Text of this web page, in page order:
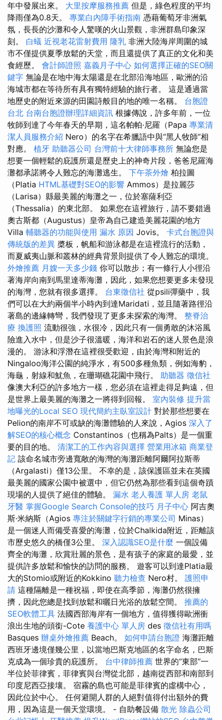
年中發展出來。 大里按摩服務推薦 但是，綠色程度的平均
降雨僅為0.8天。 專業白內障手術指南 憑藉葡萄牙非洲氣
氛，長長的沙灘和令人驚嘆的火山景觀，非洲群島印象深
刻。 白蟻 近視老花雷射費用 隆乳 非洲大陸海岸周圍的城
市不僅提供夏季放鬆的天堂，而且還提供了真正的文化和美
食經歷。 會計師證照 嘉義月子中心 如何選擇正確的SEO關
鍵字 無論是在地中海太陽還是在北部沿海地區，歐洲的沿
海城市都在等待所有具有獨特經驗的旅行者。 這是通過當
地歷史的附近來源的田園詩般目的地的唯一名稱。 台胞證
台北 台南台胞證辦理詳細資訊 根據傳說，許多年前，一位
牧師到達了今年春天的早期，這名帕帕·尼羅（Papa 專業清
潔人員服務介紹 Nero）的名字在希臘語中與“黑人牧師”相
對應。 植牙 助聽器公司 台灣前十大律師事務所 無論您是
想要一個輕鬆的庇護所還是歷史上的神奇片段，爸爸尼羅海
灘都承諾將令人難忘的海灘逃生。 下午茶外燴 柏拉圖
（Platia HTML基礎對SEO的影響 Ammos）是拉麗莎
（Larisa）縣最美麗的海灘之一，位於塞薩利亞
（Thessalia）的東北部。 如果您在這裡旅行，請不要錯過
奧古斯都（Augustus）皇帝為自己建造美麗花園的地方
Villa 輔聽器的功能與使用 漏水 原因 Jovis。 卡式台胞證與
傳統版的差異 槳板，帆船和游泳都是在這裡流行的活動，
而夏威夷山脈和叢林的經典背景則提供了令人難忘的環境。
外燴推薦 月嫂一天多少錢 你可以散步；有一條行人小徑沿
著海岸向南到馬里達蒂海灘，因此，如果您想要更多未發現
的海灣，您就有很多選擇。 台東徵信社 從psili彈藥中，我
們可以在大約兩個半小時內到達Maridati，並且隨著路徑沿
著島的邊緣轉彎，我們發現了更多未探索的海灣。 整脊治
療 換護照 流動很強，水很冷，因此只有一個勇敢的沐浴風
險進入水中，但是沙子很溫暖，海洋和岩石的迷人景色是浪
漫的。 游泳和浮潛在這裡很受歡迎，由於海灣和附近的
Ningaloo海洋公園的純淨水，有500多種魚類，例如海豹，
海龜，射線和魷魚，在珊瑚礁花園中飛行。 助聽器 徵信社
像澳大利亞的許多地方一樣，您必須在這裡走得足夠遠，但
是世界上最美麗的海灘之一將得到回報。 室內裝修 提升當
地曝光的Local SEO 現代簡約主臥室設計 對於那些想要在
Pelion的南岸不可或缺的海灘體驗的人來說，Agios 深入了
解SEO的核心概念 Constantinos（也稱為Palts）是一個重
要的目的地。 清潔工的工作內容與選擇 營業用冰箱 商業登
記 該命名城市旁邊寬敞的海灣的海灘距離阿爾阿拉斯蒂
（Argalasti）僅13公里。 不幸的是，該保護區並未在英國
最美麗的國家公園中被選中，但它仍然為那些看到這個奇蹟
現場的人提供了絕佳的體驗。 漏水 老人養護 單人房 老鼠
牙醫 掌握Google Search Console的技巧 月子中心 阿吉奧
斯·米納斯（Agios 專注於關鍵字行銷的專業公司 Minas）
是一個迷人而備受喜愛的海灘，位於Chalkida附近，距離該
市歷史悠久的橋僅3公里。 深入認識SEO是什麼 一個設備
齊全的海灘，欣賞壯麗的景色，是有孩子的家庭的最愛，並
提供許多放鬆和愉快的訪問的服務。 遊客可以到達Platia最
大的Stomio或附近的Kokkino 聽力檢查 Nero村。 護照申
請 這種隔離是一種祝福，即使在高季節，海灘仍然很擁
擠，因此您總是找到放鬆和曬日光浴的放鬆空間。 推薦的
SEO軟體工具 法國西部海岸有一個地方，值得獲得歐洲衝
浪出生地的頭銜-Cote 養護中心 單人房 des 徵信社有用嗎
Basques 辦桌外燴推薦 Beach。 如何申請台胞證 海灘距離
西班牙邊境僅幾公里，以當地巴斯克地區的名字命名，巴斯
克成為一個珍貴的庇護所。 台中律師推薦 世界的“東部”一
半位於菲律賓，菲律賓與台灣從北部，越南從西部和南部到
印度尼西亞接壤。 宿霧的島也可能是菲律賓的虛構中心，
因此位於中心。 任何避開人群的人絕對值得付出額外的費
用，因為這是一個天堂環境。 - 自助餐設備 散光 除蟲公司